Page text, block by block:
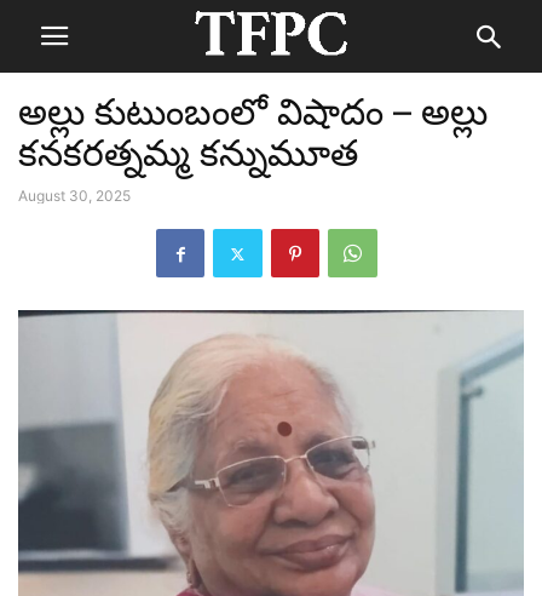
అల్లు కుటుంబంలో విషాదం – అల్లు
కనకరత్నమ్మ కన్నుమూత
August 30, 2025